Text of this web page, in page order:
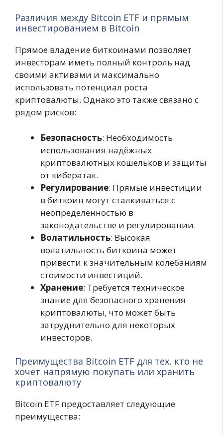
Различия между Bitcoin ETF и прямым
инвестированием в Bitcoin
Прямое владение биткоинами позволяет
инвесторам иметь полный контроль над
своими активами и максимально
использовать потенциал роста
криптовалюты. Однако это также связано с
рядом рисков:
Безопасность: Необходимость
использования надёжных
криптовалютных кошельков и защиты
от кибератак.
Регулирование: Прямые инвестиции
в биткоин могут сталкиваться с
неопределённостью в
законодательстве и регулировании.
Волатильность: Высокая
волатильность биткоина может
привести к значительным колебаниям
стоимости инвестиций.
Хранение: Требуется техническое
знание для безопасного хранения
криптовалюты, что может быть
затруднительно для некоторых
инвесторов.
Преимущества Bitcoin ETF для тех, кто не
хочет напрямую покупать или хранить
криптовалюту
Bitcoin ETF предоставляет следующие
преимущества: